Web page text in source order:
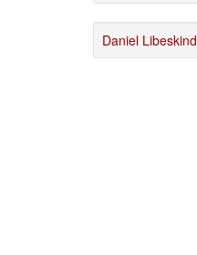
Daniel Libeskind